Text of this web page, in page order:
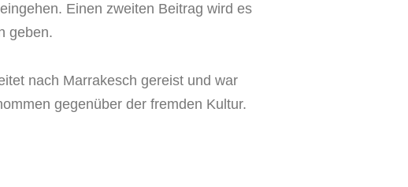
Einen zweiten Beitrag wird es
geben.
nach Marrakesch gereist und war
gegenüber der fremden Kultur.